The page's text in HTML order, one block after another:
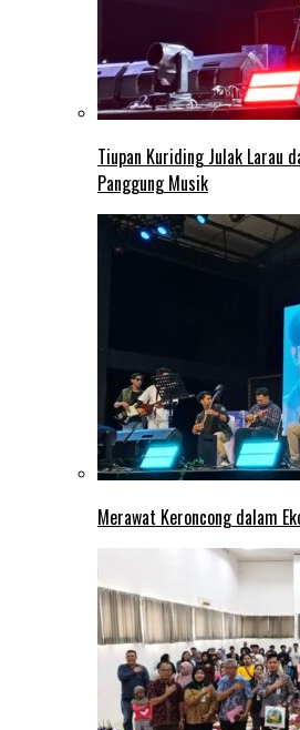
Tiupan Kuriding Julak Larau
Panggung Musik
Merawat Keroncong dalam